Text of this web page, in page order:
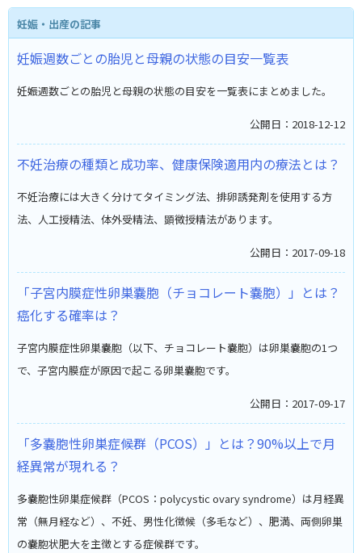
妊娠・出産の記事
妊娠週数ごとの胎児と母親の状態の目安一覧表
妊娠週数ごとの胎児と母親の状態の目安を一覧表にまとめました。
公開日：2018-12-12
不妊治療の種類と成功率、健康保険適用内の療法とは？
不妊治療には大きく分けてタイミング法、排卵誘発剤を使用する方
法、人工授精法、体外受精法、顕微授精法があります。
公開日：2017-09-18
「子宮内膜症性卵巣嚢胞（チョコレート嚢胞）」とは？
癌化する確率は？
子宮内膜症性卵巣嚢胞（以下、チョコレート嚢胞）は卵巣嚢胞の1つ
で、子宮内膜症が原因で起こる卵巣嚢胞です。
公開日：2017-09-17
「多嚢胞性卵巣症候群（PCOS）」とは？90%以上で月
経異常が現れる？
多嚢胞性卵巣症候群（PCOS：polycystic ovary syndrome）は月経異
常（無月経など）、不妊、男性化徴候（多毛など）、肥満、両側卵巣
の嚢胞状肥大を主徴とする症候群です。